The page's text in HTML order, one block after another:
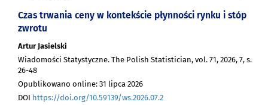
Czas trwania ceny w kontekście płynności rynku i stóp
zwrotu
Artur Jasielski
Wiadomości Statystyczne. The Polish Statistician, vol. 71, 2026, 7, s.
26-48
Opublikowano online: 31 lipca 2026
DOI https://doi.org/10.59139/ws.2026.07.2